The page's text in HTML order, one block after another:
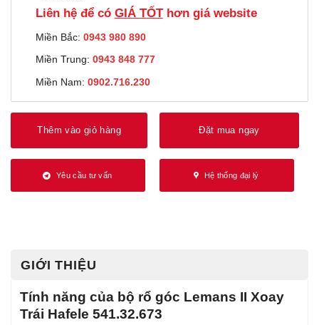
Liên hệ để có GIÁ TỐThơn giá website
Miền Bắc: 0943 980 890
Miền Trung: 0943 848 777
Miền Nam: 0902.716.230
Thêm vào giỏ hàng Đặt mua ngay
Yêu cầu tư vấn Hệ thống đại lý
GIỚI THIỆU
Tính năng của bộ rổ góc Lemans II Xoay
Trái Hafele 541.32.673